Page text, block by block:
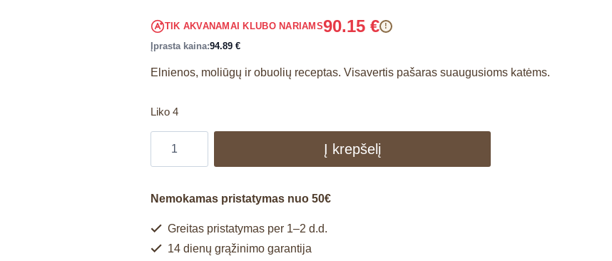
TIK AKVANAMAI KLUBO NARIAMS90.15 € !
Įprasta kaina:94.89 €
Elnienos, moliūgų ir obuolių receptas. Visavertis pašaras suaugusioms katėms.
Liko 4
Į krepšelį
Nemokamas pristatymas nuo 50€
Greitas pristatymas per 1–2 d.d.
14 dienų grąžinimo garantija